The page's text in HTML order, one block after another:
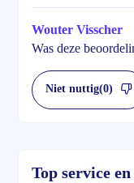
Wouter Visscher
Was deze
Niet nuttig(0)
Top service